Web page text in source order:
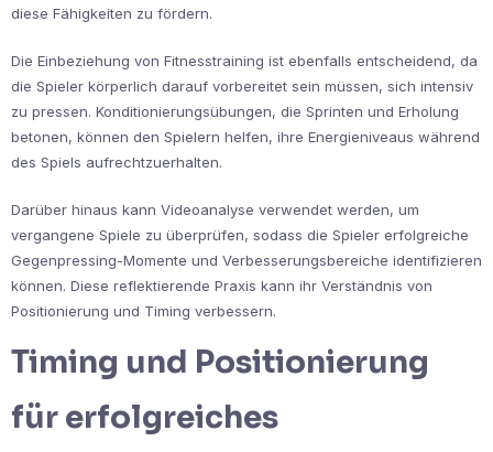
diese Fähigkeiten zu fördern.
Die Einbeziehung von Fitnesstraining ist ebenfalls entscheidend, da
die Spieler körperlich darauf vorbereitet sein müssen, sich intensiv
zu pressen. Konditionierungsübungen, die Sprinten und Erholung
betonen, können den Spielern helfen, ihre Energieniveaus während
des Spiels aufrechtzuerhalten.
Darüber hinaus kann Videoanalyse verwendet werden, um
vergangene Spiele zu überprüfen, sodass die Spieler erfolgreiche
Gegenpressing-Momente und Verbesserungsbereiche identifizieren
können. Diese reflektierende Praxis kann ihr Verständnis von
Positionierung und Timing verbessern.
Timing und Positionierung
für erfolgreiches